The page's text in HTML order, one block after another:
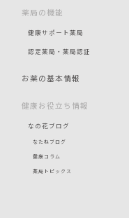
薬局の機能
健康サポート薬局
認定薬局・薬局認証
お薬の基本情報
健康お役立ち情報
なの花ブログ
なたねブログ
健康コラム
薬局トピックス